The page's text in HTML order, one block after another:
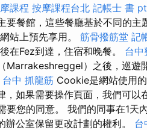
課程 按摩課程台北 記帳士 書
餐館，這些餐廳基於不同的主
站上預先享用。 筋骨撥筋堂 記
在Fez到達，住宿和晚餐。 台中
Marrakeshreggel）之後，巡遊
台中 抓龍筋 Cookie是網站使用
，如果需要操作頁面，我們可以
要您的同意。 我們的同事在1天
公室保留更改計劃的權利。 台